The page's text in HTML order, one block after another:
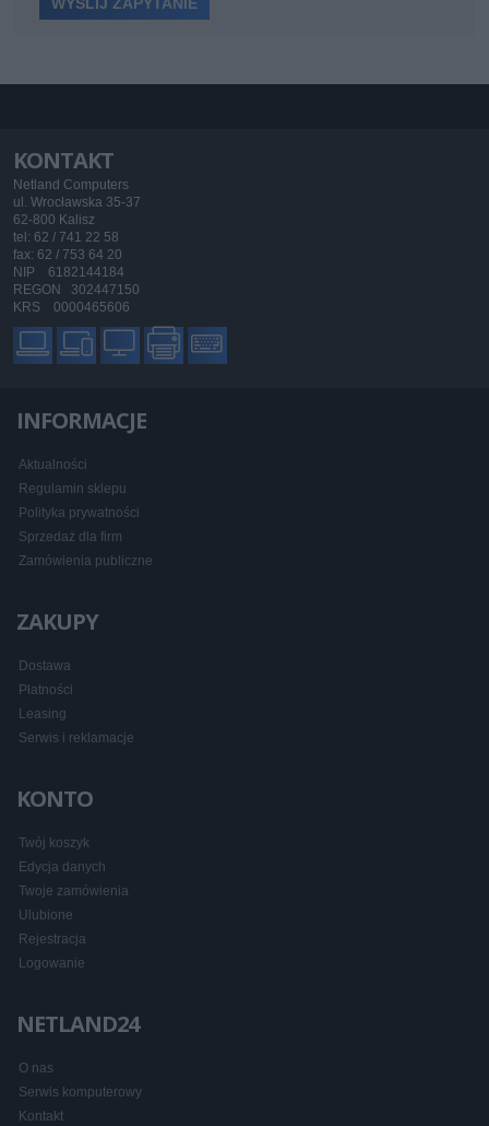
KONTAKT
Netland Computers
ul. Wrocławska 35-37
62-800 Kalisz
tel: 62 / 741 22 58
fax: 62 / 753 64 20
NIP 6182144184
REGON 302447150
KRS 0000465606
INFORMACJE
Aktualności
Regulamin sklepu
Polityka prywatności
Sprzedaż dla firm
Zamówienia publiczne
ZAKUPY
Dostawa
Płatności
Leasing
Serwis i reklamacje
KONTO
Twój koszyk
Edycja danych
Twoje zamówienia
Ulubione
Rejestracja
Logowanie
NETLAND24
O nas
Serwis komputerowy
Kontakt